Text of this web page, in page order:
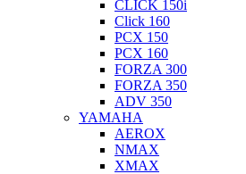
CLICK 150i
Click 160
PCX 150
PCX 160
FORZA 300
FORZA 350
ADV 350
YAMAHA
AEROX
NMAX
XMAX